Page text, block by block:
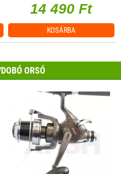
14 490 Ft
KOSÁRBA
ORSÓ